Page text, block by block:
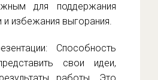
для поддержания
и избежания выгорания.
Способность
свои идеи,